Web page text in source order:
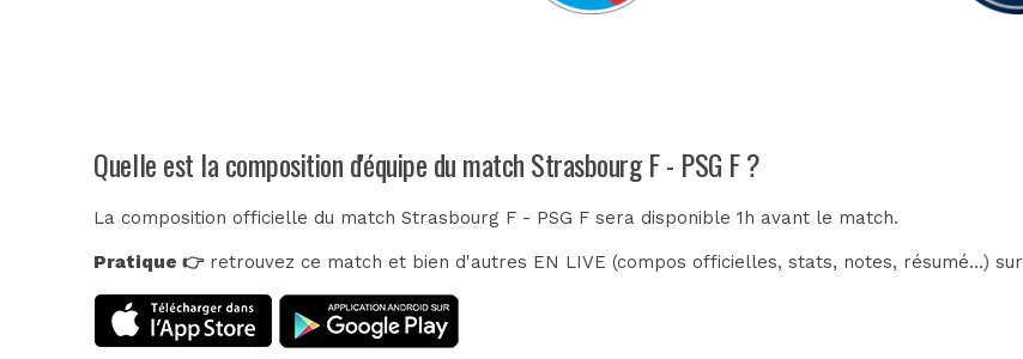
Quelle est la composition d'équipe du match Strasbourg F - PSG F ?
La composition officielle du match Strasbourg F - PSG F sera disponible 1h avant le match.
Pratique 👉retrouvez ce match et bien d'autres EN LIVE (compos officielles, stats, notes, résumé...) sur